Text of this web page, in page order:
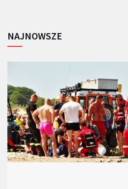
NAJNOWSZE